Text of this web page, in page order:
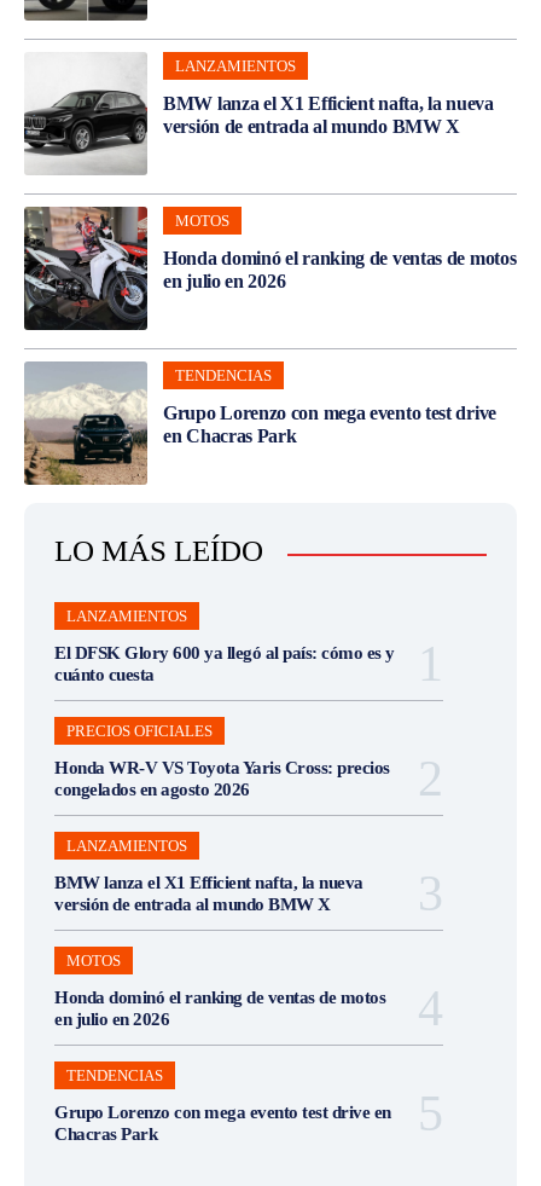
LANZAMIENTOS
BMW lanza el X1 Efficient nafta, la nueva
versión de entrada al mundo BMW X
MOTOS
Honda dominó el ranking de ventas de motos
en julio en 2026
TENDENCIAS
Grupo Lorenzo con mega evento test drive
en Chacras Park
LO MÁS LEÍDO
LANZAMIENTOS
El DFSK Glory 600 ya llegó al país: cómo es y
cuánto cuesta
PRECIOS OFICIALES
Honda WR-V VS Toyota Yaris Cross: precios
congelados en agosto 2026
LANZAMIENTOS
BMW lanza el X1 Efficient nafta, la nueva
versión de entrada al mundo BMW X
MOTOS
Honda dominó el ranking de ventas de motos
en julio en 2026
TENDENCIAS
Grupo Lorenzo con mega evento test drive en
Chacras Park